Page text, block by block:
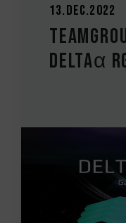
13.Dec.2022
DELTAα